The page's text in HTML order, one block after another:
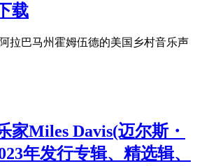
载
拉巴马州霍姆伍德的美国乡村音乐声
家Miles Davis(迈尔斯・
年发行专辑、精选辑、